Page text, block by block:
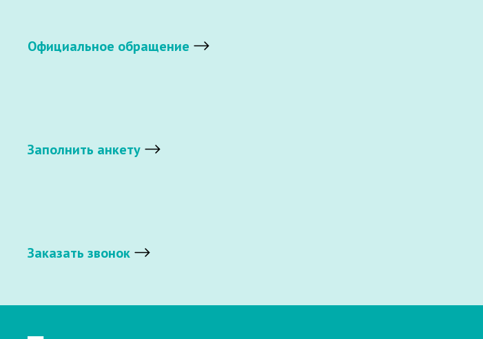
Официальное обращение
Заполнить анкету
Заказать звонок